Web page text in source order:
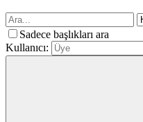
Sadece başlıkları ara
Kullanıcı: